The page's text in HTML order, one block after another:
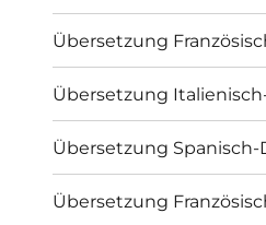
Übersetzung
Übersetzung
Übersetzung Spanisch-
Übersetzung